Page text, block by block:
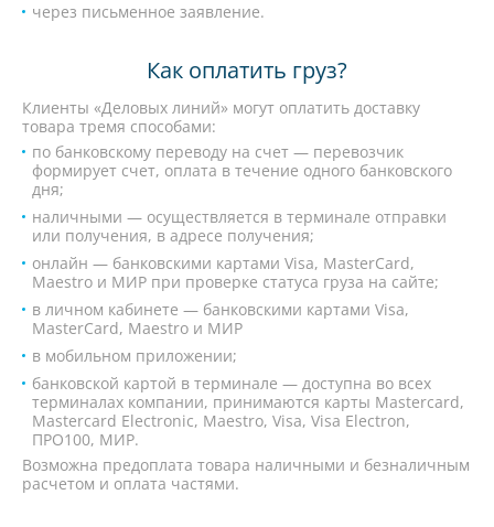
через письменное заявление.
Как оплатить груз?
Клиенты «Деловых линий» могут оплатить доставку
товара тремя способами:
по банковскому переводу на счет — перевозчик
формирует счет, оплата в течение одного банковского
дня;
наличными — осуществляется в терминале отправки
или получения, в адресе получения;
онлайн — банковскими картами Visa, MasterCard,
Maestro и МИР при проверке статуса груза на сайте;
в личном кабинете — банковскими картами Visa,
MasterCard, Maestro и МИР
в мобильном приложении;
банковской картой в терминале — доступна во всех
терминалах компании, принимаются карты Mastercard,
Mastercard Electronic, Maestro, Visa, Visa Electron,
ПРО100, МИР.
Возможна предоплата товара наличными и безналичным
расчетом и оплата частями.